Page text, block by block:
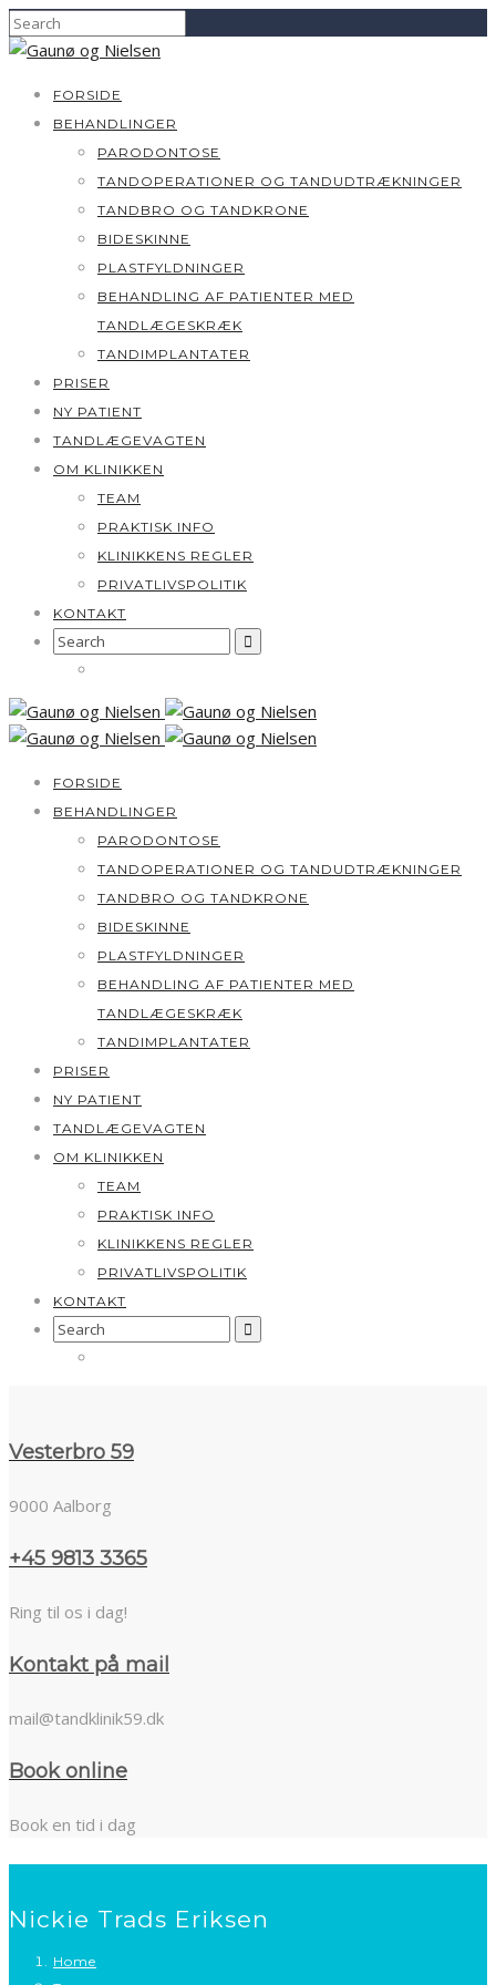
FORSIDE
BEHANDLINGER
PARODONTOSE
TANDOPERATIONER OG TANDUDTRÆKNINGER
TANDBRO OG TANDKRONE
BIDESKINNE
PLASTFYLDNINGER
BEHANDLING AF PATIENTER MED
TANDLÆGESKRÆK
TANDIMPLANTATER
PRISER
NY PATIENT
TANDLÆGEVAGTEN
OM KLINIKKEN
TEAM
PRAKTISK INFO
KLINIKKENS REGLER
PRIVATLIVSPOLITIK
KONTAKT
Search
FORSIDE
BEHANDLINGER
PARODONTOSE
TANDOPERATIONER OG TANDUDTRÆKNINGER
TANDBRO OG TANDKRONE
BIDESKINNE
PLASTFYLDNINGER
BEHANDLING AF PATIENTER MED
TANDLÆGESKRÆK
TANDIMPLANTATER
PRISER
NY PATIENT
TANDLÆGEVAGTEN
OM KLINIKKEN
TEAM
PRAKTISK INFO
KLINIKKENS REGLER
PRIVATLIVSPOLITIK
KONTAKT
Search
Vesterbro 59
9000 Aalborg
+45 9813 3365
Ring til os i dag!
Kontakt på mail
mail@tandklinik59.dk
Book online
Book en tid i dag
Nickie Trads Eriksen
Home